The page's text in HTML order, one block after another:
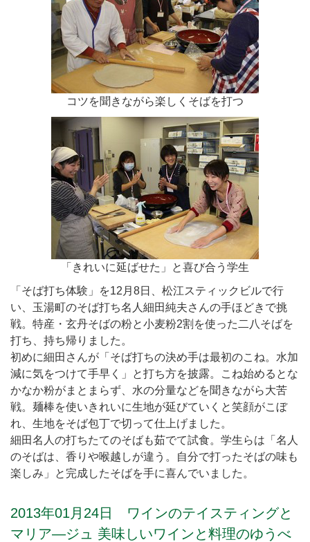
コツを聞きながら楽しくそばを打つ
「きれいに延ばせた」と喜び合う学生
「そば打ち体験」を12月8日、松江スティックビルで行
い、玉湯町のそば打ち名人細田純夫さんの手ほどきで挑
戦。特産・玄丹そばの粉と小麦粉2割を使った二八そばを
打ち、持ち帰りました。
初めに細田さんが「そば打ちの決め手は最初のこね。水加
減に気をつけて手早く」と打ち方を披露。こね始めるとな
かなか粉がまとまらず、水の分量などを聞きながら大苦
戦。麺棒を使いきれいに生地が延びていくと笑顔がこぼ
れ、生地をそば包丁で切って仕上げました。
細田名人の打ちたてのそばも茹でて試食。学生らは「名人
のそばは、香りや喉越しが違う。自分で打ったそばの味も
楽しみ」と完成したそばを手に喜んでいました。
2013年01月24日 ワインのテイスティングと
マリア―ジュ 美味しいワインと料理のゆうべ